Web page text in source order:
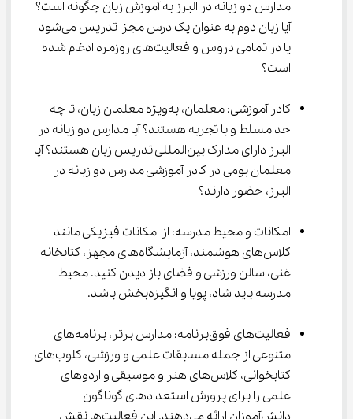
مدارس دو زبانه در البرز به آموزش زبان چگونه است؟
آیا زبان دوم به عنوان یک درس مجزا تدریس می‌شود
یا در تمامی دروس و فعالیت‌های روزمره ادغام شده
است؟
کادر آموزشی: معلمان، به‌ویژه معلمان زبان، تا چه
حد مسلط و با تجربه هستند؟ آیا مدارس دو زبانه در
البرز دارای مدارک بین‌المللی تدریس زبان هستند؟ آیا
معلمان بومی در کادر آموزشی مدارس دو زبانه در
البرز، حضور دارند؟
امکانات و محیط مدرسه: از امکانات فیزیکی مانند
کلاس‌های هوشمند، آزمایشگاه‌های مجهز، کتابخانه
غنی، سالن ورزشی و فضای باز دیدن کنید. محیط
مدرسه باید شاد، پویا و انگیزه‌بخش باشد.
فعالیت‌های فوق‌برنامه: مدارس برتر، برنامه‌های
متنوعی از جمله مسابقات علمی و ورزشی، کلوب‌های
کتابخوانی، کلاس‌های هنر و موسیقی و اردوهای
علمی را برای پرورش استعدادهای گوناگون